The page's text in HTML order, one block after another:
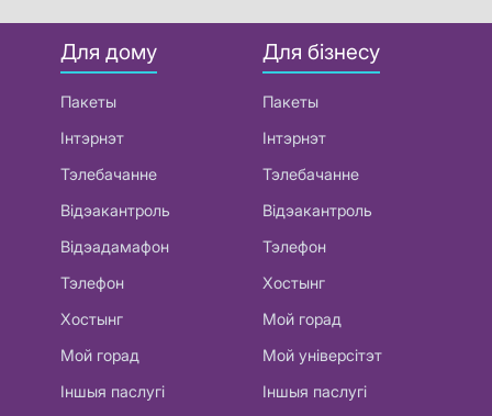
Для дому
Пакеты
Інтэрнэт
Тэлебачанне
Відэакантроль
Відэадамафон
Тэлефон
Хостынг
Мой горад
Іншыя паслугі
Для бізнесу
Пакеты
Інтэрнэт
Тэлебачанне
Відэакантроль
Тэлефон
Хостынг
Мой горад
Мой універсітэт
Іншыя паслугі